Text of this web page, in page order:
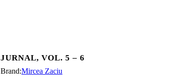
JURNAL, VOL. 5 – 6
Brand:Mircea Zaciu